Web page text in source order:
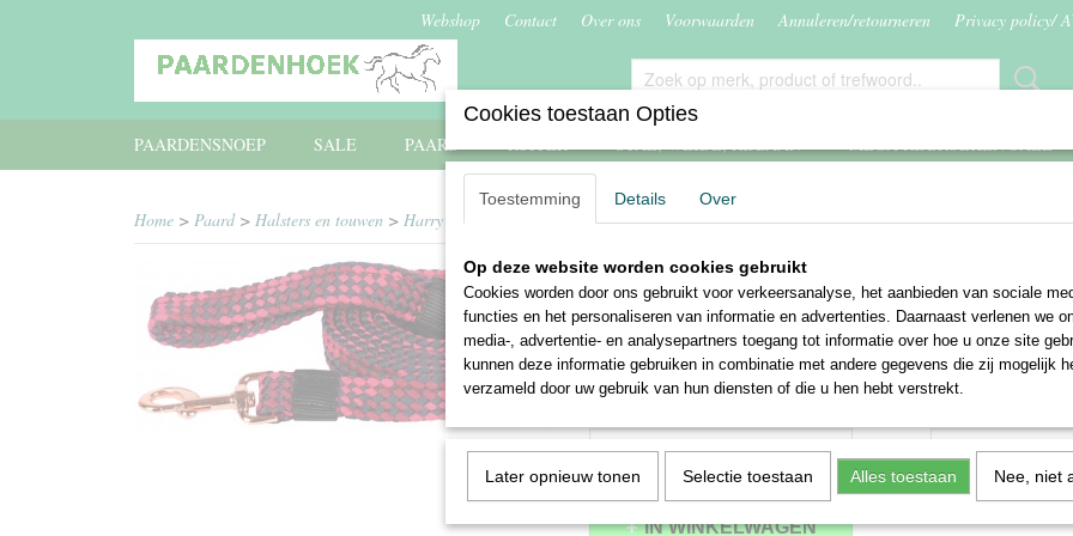
Webshop Contact Over ons Voorwaarden Annuleren/retourneren Privacy policy/
PAARDENSNOEP SALE PAARD RUITER STAL, WEIDE, RIJBAAN MEGA RIJBROEKEN SALE
Home > Paard> Halsters en touwen > Harry's Horse softlijn La Tania
Harry's Horse softlijn La
€ 5,50 (inclusief btw 21%)
✓Op voorraad
IN WINKELWAGEN
Cookies toestaan Opties
Toestemming Details Over
Op deze website worden cookies gebruikt
Cookies worden door ons gebruikt voor verkeersanalyse, het aanbieden van sociale
functies en het personaliseren van informatie en advertenties. Daarnaast verlenen we
media-, advertentie- en analysepartners toegang tot informatie over hoe u onze site
kunnen deze informatie gebruiken in combinatie met andere gegevens die zij mogelijk
verzameld door uw gebruik van hun diensten of die u hen hebt verstrekt.
Later opnieuw tonen Selectie toestaan Alles toestaan Nee, niet